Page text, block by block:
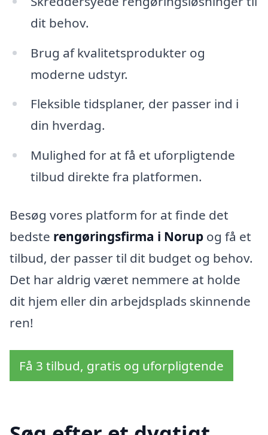
dit behov.
Brug af kvalitetsprodukter og
moderne udstyr.
Fleksible tidsplaner, der passer ind i
din hverdag.
Mulighed for at få et uforpligtende
tilbud direkte fra platformen.
Besøg vores platform for at finde det
bedste rengøringsfirma i Norup og få et
tilbud, der passer til dit budget og behov.
Det har aldrig været nemmere at holde
dit hjem eller din arbejdsplads skinnende
ren!
Få 3 tilbud, gratis og uforpligtende